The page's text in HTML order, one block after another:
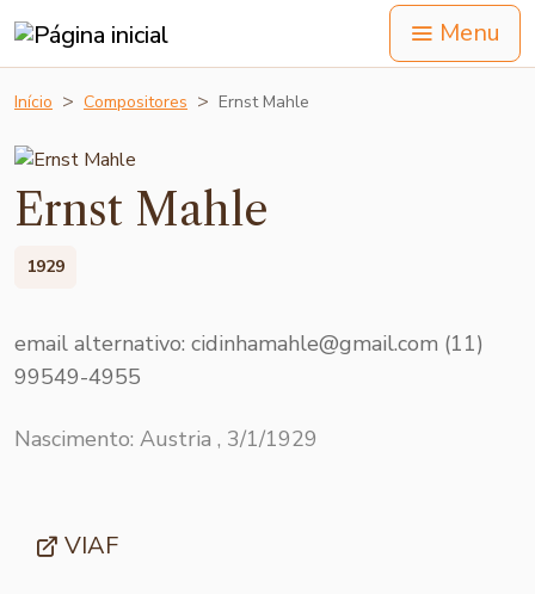
Menu
Início Compositores Ernst Mahle
Ernst Mahle
1929
email alternativo: cidinhamahle@gmail.com (11)
99549-4955
Nascimento: Austria , 3/1/1929
VIAF